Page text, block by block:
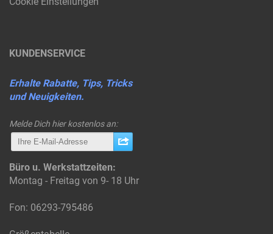
KUNDENSERVICE
Erhalte Rabatte, Tips, Tricks
und Neuigkeiten.
Melde Dich hier kostenlos an:
Büro u. Werkstattzeiten:
Montag - Freitag von 9- 18 Uhr
Fon: 06293-795486